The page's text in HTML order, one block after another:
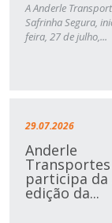
A Anderle
Safrinha Segura,
feira, 27 de julho,...
29.07.2026
Anderle
Transportes
participa da
edição da...